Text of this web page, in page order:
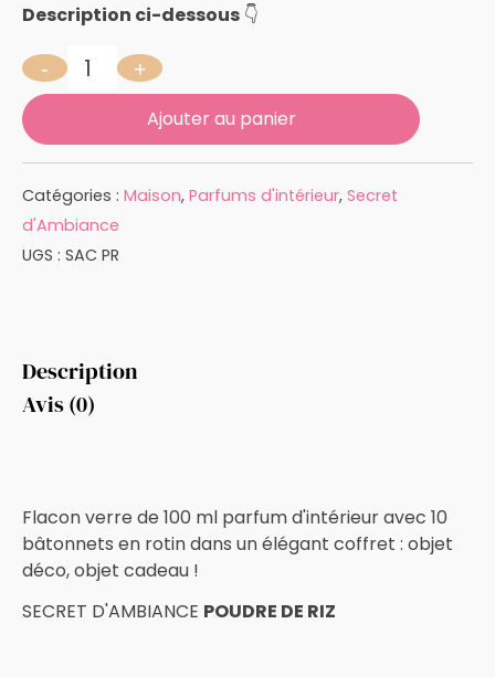
Description ci-dessous 👇
quantité de POUDRE DE RIZ 100 ML
- +
Ajouter au panier
UGS : SAC PR
Catégories : Maison, Parfums d'intérieur, Secret
d'Ambiance
Description
Avis (0)
Flacon verre de 100 ml parfum d'intérieur avec 10
bâtonnets en rotin dans un élégant coffret : objet
déco, objet cadeau !
SECRET D'AMBIANCE POUDRE DE RIZ